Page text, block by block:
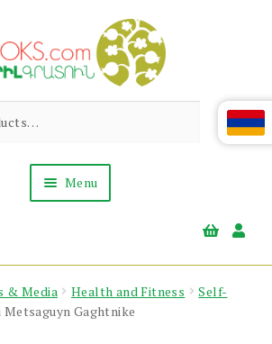
Abril
Books
Living
Armenian
Menu
About Us
News & Events
& Media Health and Fitness
Self-
Gaghtnike